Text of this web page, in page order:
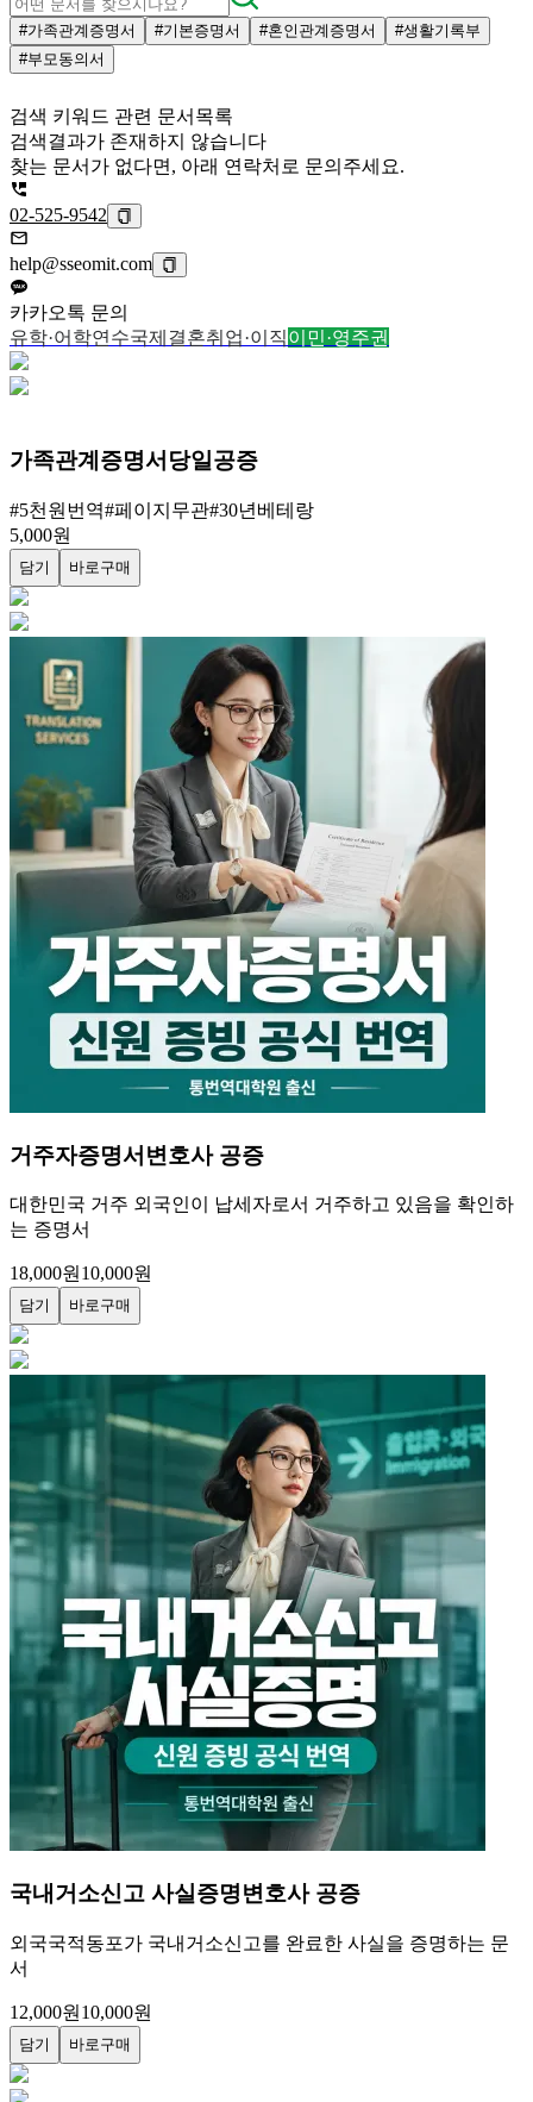
#가족관계증명서 #기본증명서 #혼인관계증명서
#생활기록부
#부모동의서
검색 키워드 관련 문서목록
검색결과가 존재하지 않습니다
찾는 문서가 없다면, 아래 연락처로 문의주세요.
02-525-9542
help@sseomit.com
카카오톡 문의
유학·어학연수국제결혼취업·이직이민·영주권
가족관계증명서당일공증
5천원번역 페이지무관# 30년베테랑
5,000원
바로구매
거주자증명서변호사 공증
대한민국 거주 외국인이 납세자로서 거주하고 있음을 확인하
는 증명서
원10,000원
바로구매